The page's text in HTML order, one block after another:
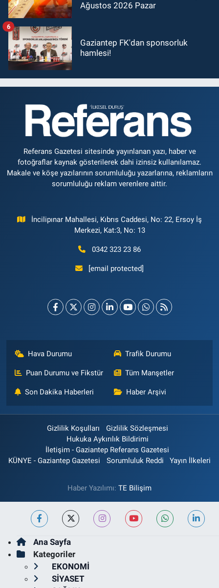
Ağustos 2026 Pazar
Gaziantep FK'dan sponsorluk
hamlesi!
6
Referans Gazetesi sitesinde yayınlanan yazı, haber ve
fotoğraflar kaynak gösterilerek dahi izinsiz kullanılamaz.
Makale ve köşe yazılarının sorumluluğu yazarlarına, reklamların
sorumluluğu reklam verenlere aittir.
İncilipınar Mahallesi, Kıbrıs Caddesi, No: 22, Ersoy İş
Merkezi, Kat:3, No: 13
0342 323 23 86
[email protected]
Hava Durumu Trafik Durumu
Puan Durumu ve Fikstür Tüm Manşetler
Son Dakika Haberleri Haber Arşivi
Gizlilik Koşulları
Gizlilik Sözleşmesi
Hukuka Aykırılık Bildirimi
İletişim - Gaziantep Referans Gazetesi
KÜNYE - Gaziantep Gazetesi
Sorumluluk Reddi Yayın İlkeleri
Haber Yazılımı: TE Bilişim
Ana Sayfa
Kategoriler
EKONOMİ
SİYASET